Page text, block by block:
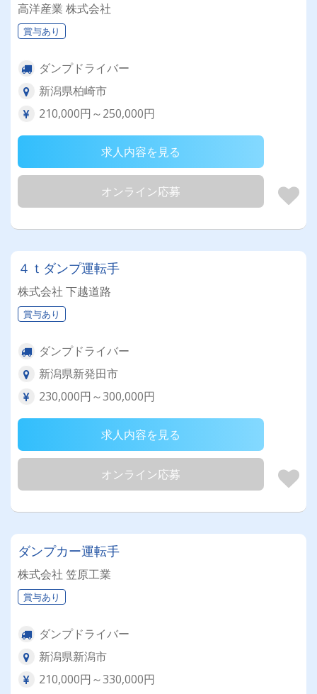
高洋産業 株式会社
賞与あり
ダンプドライバー
新潟県柏崎市
210,000円～250,000円
求人内容を見る
オンライン応募
４ｔダンプ運転手
株式会社 下越道路
賞与あり
ダンプドライバー
新潟県新発田市
230,000円～300,000円
求人内容を見る
オンライン応募
ダンプカー運転手
株式会社 笠原工業
賞与あり
ダンプドライバー
新潟県新潟市
210,000円～330,000円